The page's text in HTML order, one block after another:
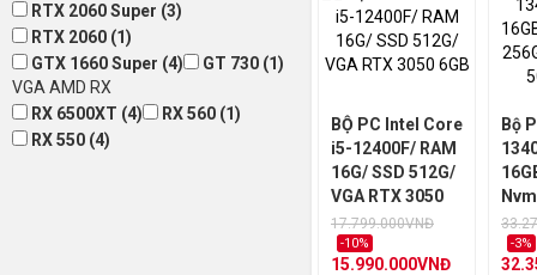
RTX 2060 Super (3)
RTX 2060 (1)
GTX 1660 Super (4)
GT 730 (1)
VGA AMD RX
RX 6500XT (4)
RX 560 (1)
RX 550 (4)
BỘ PC Intel Core
i5-12400F/ RAM
16G/ SSD 512G/
VGA RTX 3050
6GB
17.799.000VNĐ
-10%
15.990.000VNĐ
Bộ
-3%